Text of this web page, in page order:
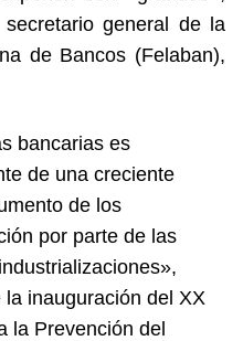
general de la
de Bancos (Felaban),
bancarias es
de una creciente
de los
por parte de las
inauguración del XX
la Prevención del